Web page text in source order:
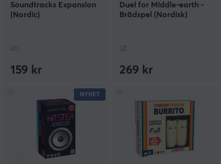
Soundtracks Expansion
(Nordic)
(0)
159 kr
Duel for Middle-earth -
Brädspel (Nordisk)
(2)
269 kr
NYHET